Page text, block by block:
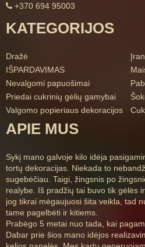
+370 694 95003
KATEGORIJOS
Dražė
IŠPARDAVIMAS
Nevalgomi papuošimai
Priedai cukrinių gėlių gamybai
Valgomo popieriaus dekoracijos
APIE MUS
Sykį mano galvoje kilo idėja
tortų dekoracijas. Niekada to
sugebėčiau. Taigi, žingsnis po
realybe. Iš pradžių tai buvo tik gėlės
jog tikrai mėgaujuosi šita veikla, tad
tame pagelbėti ir kitiems.
Prabėgo 5 metai nuo tada, kai
Dabar prie šios mano idėjos